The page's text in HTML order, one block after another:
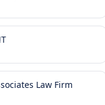
Law Firm